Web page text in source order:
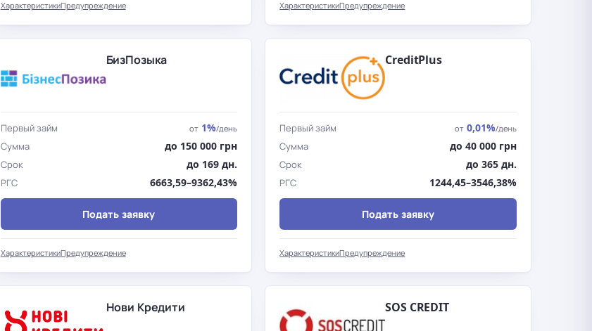
ХарактеристикиПредупреждение ХарактеристикиПредупреждение
БизПозыка
Первый займ от 1%/день
Сумма до 150 000 грн
Срок до 169 дн.
РГС 6663,59–9362,43%
Подать заявку
ХарактеристикиПредупреждение
CreditPlus
Первый займ от 0,01%/день
Сумма до 40 000 грн
Срок до 365 дн.
РГС 1244,45–3546,38%
Подать заявку
ХарактеристикиПредупреждение
Нови Кредити SOS CREDIT